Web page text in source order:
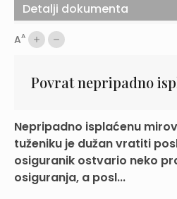
AA
Povrat nepripadno
Nepripadno isplaćenu
tuženiku je dužan vratiti
osiguranik ostvario neko
osiguranja, a posl...
Detalji dokumenta